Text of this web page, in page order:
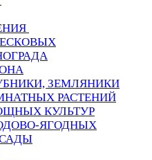
ЗЕМЛЯНИКИ
РАСТЕНИЙ
КУЛЬТУР
ЯГОДНЫХ